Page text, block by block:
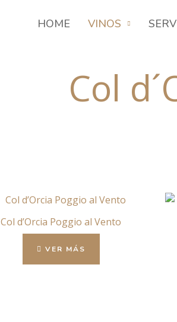
HOME VINOS
Col
Col d’Orcia Poggio al Vento
VER MÁS